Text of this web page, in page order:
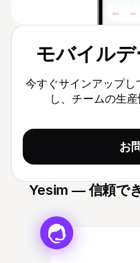
モバイル
今すぐサインアップ
し、チームの生
お
Yesim — 信頼で